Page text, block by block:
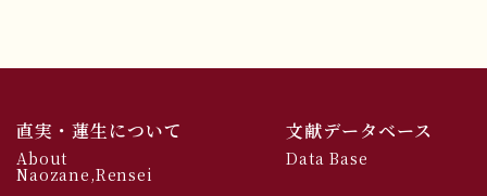
直実・蓮生について
About
Naozane,Rensei
文献データベース
Data Base